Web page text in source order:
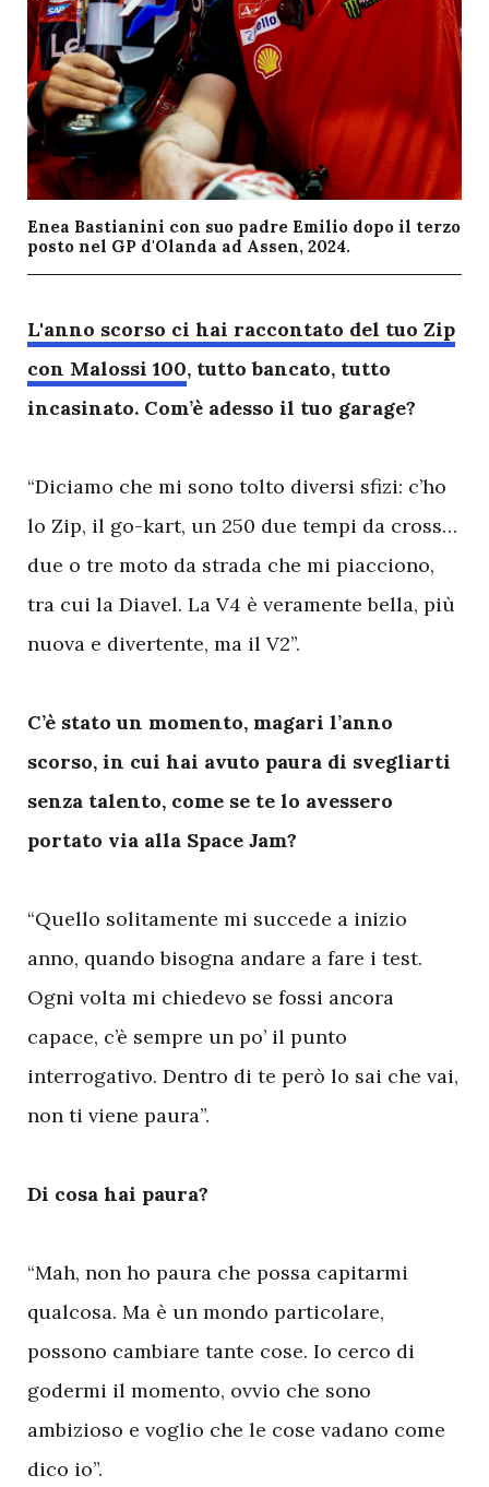
Enea Bastianini con suo padre Emilio dopo il terzo
posto nel GP d'Olanda ad Assen, 2024.
L'anno scorso ci hai raccontato del tuo Zip
con Malossi 100, tutto bancato, tutto
incasinato. Com’è adesso il tuo garage?
“Diciamo che mi sono tolto diversi sfizi: c’ho
lo Zip, il go-kart, un 250 due tempi da cross…
due o tre moto da strada che mi piacciono,
tra cui la Diavel. La V4 è veramente bella, più
nuova e divertente, ma il V2”.
C’è stato un momento, magari l’anno
scorso, in cui hai avuto paura di svegliarti
senza talento, come se te lo avessero
portato via alla Space Jam?
“Quello solitamente mi succede a inizio
anno, quando bisogna andare a fare i test.
Ogni volta mi chiedevo se fossi ancora
capace, c’è sempre un po’ il punto
interrogativo. Dentro di te però lo sai che vai,
non ti viene paura”.
Di cosa hai paura?
“Mah, non ho paura che possa capitarmi
qualcosa. Ma è un mondo particolare,
possono cambiare tante cose. Io cerco di
godermi il momento, ovvio che sono
ambizioso e voglio che le cose vadano come
dico io”.